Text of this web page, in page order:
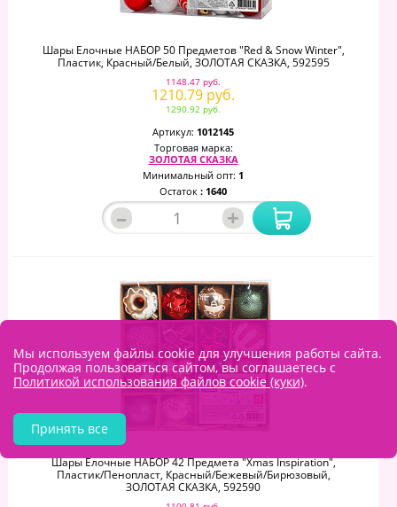
Шары Елочные НАБОР 50 Предметов "Red & Snow Winter",
Пластик, Красный/белый, ЗОЛОТАЯ СКАЗКА, 592595
1148.47 руб.
1210.79 руб.
1290.92 руб.
Артикул: 1012145
Торговая марка:
ЗОЛОТАЯ СКАЗКА
Минимальный опт: 1
Остаток : 1640
– +
Шары Елочные НАБОР 42 Предмета "Xmas Inspiration",
Пластик/пенопласт, Красный/бежевый/бирюзовый,
ЗОЛОТАЯ СКАЗКА, 592590
Мы используем файлы cookie для улучшения работы сайта.
Продолжая пользоваться сайтом, вы соглашаетесь с
Политикой использования файлов cookie (куки).
Принять все